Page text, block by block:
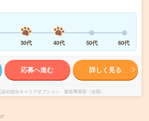
30代 40代 50代 60代
応募へ進む 詳しく見る
会社綜合キャリアオプション 製造事業部（全国）